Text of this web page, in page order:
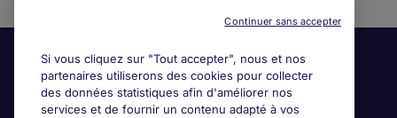
Si vous cliquez sur "Tout accepter", nous et nos
partenaires utiliserons des cookies pour collecter
des données statistiques afin d'améliorer nos
services et de fournir un contenu adapté à vos
Continuer sans accepter